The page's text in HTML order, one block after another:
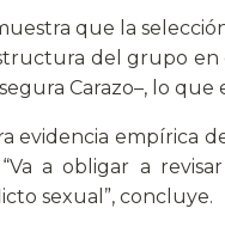
que la
del grupo en
Carazo–, lo
evidencia empírica
a obligar a
sexual”, concluye.